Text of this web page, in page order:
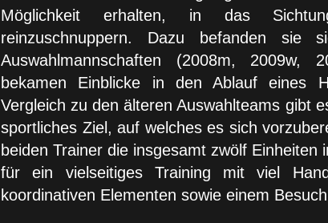
Möglichkeit erhalten, in das
reinzuschnuppern. Dazu befanden sie
Auswahlmannschaften (2008m, 2009w,
bekamen Einblicke in den Ablauf eines
Vergleich zu den älteren Auswahlteams gibt
sportliches Ziel, auf welches es sich
beiden Trainer die insgesamt zwölf Einheiten
für ein vielseitiges Training mit viel
koordinativen Elementen sowie einem